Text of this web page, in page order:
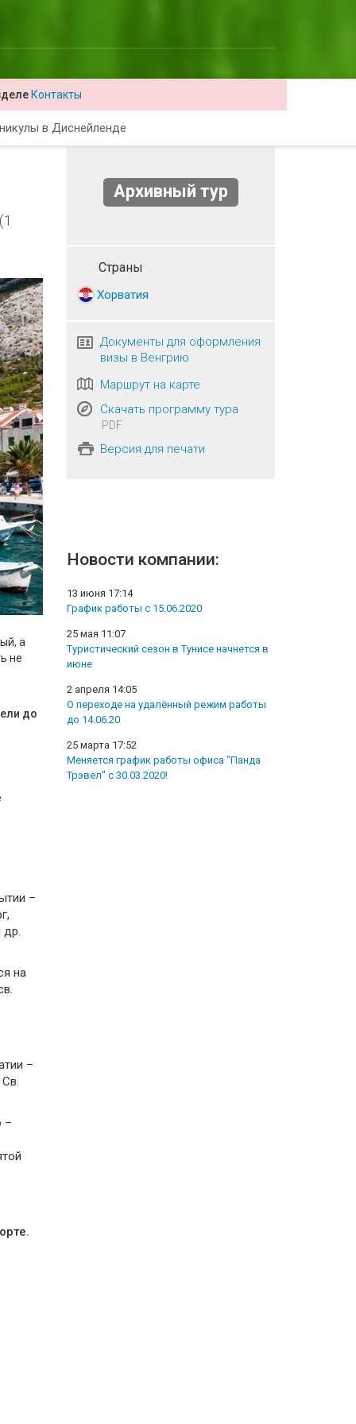
Контакты
в Диснейленде
а
не
до
–
др.
на
–
–
Архивный тур
Страны
Хорватия
Документы для оформления
визы в Венгрию
Маршрут на карте
Скачать программу тура
PDF
Версия для печати
Новости компании:
13 июня 17:14
График работы с 15.06.2020
25 мая 11:07
Туристический сезон в Тунисе начнется в
июне
2 апреля 14:05
О переходе на удалённый режим работы
до 14.06.20
25 марта 17:52
Меняется график работы офиса "Панда
Трэвел" с 30.03.2020!